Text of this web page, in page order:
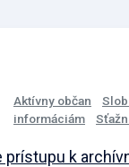
Aktívny občan
informáciám
prístupu k